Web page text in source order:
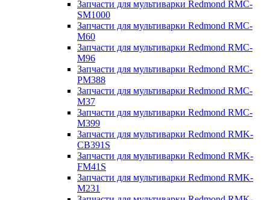
Запчасти для мультиварки Redmond RMC-
SM1000
Запчасти для мультиварки Redmond RMC-
M60
Запчасти для мультиварки Redmond RMC-
M96
Запчасти для мультиварки Redmond RMC-
PM388
Запчасти для мультиварки Redmond RMC-
M37
Запчасти для мультиварки Redmond RMC-
M399
Запчасти для мультиварки Redmond RMK-
CB391S
Запчасти для мультиварки Redmond RMK-
FM41S
Запчасти для мультиварки Redmond RMK-
M231